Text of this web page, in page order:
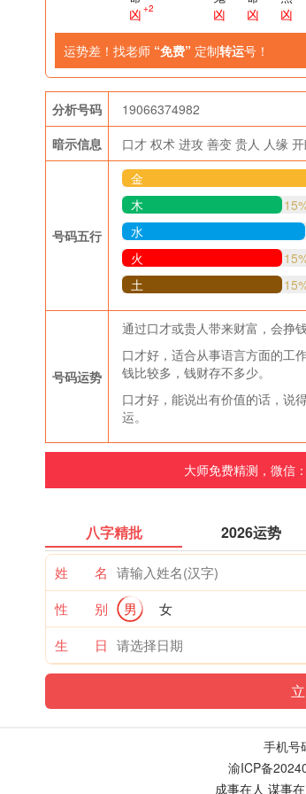
凶 +2
凶
凶
凶
运势差！找老师 “免费” 定制转运号！
分析号码
19066374982
暗示信息
口才 权术 进攻 善变 贵人 人缘
号码五行
金
木
水
火
土
号码运势
通过口才或贵人带来财富，会挣
口才好，适合从事语言方面的工
钱比较多，钱财存不多少。
口才好，能说出有价值的话，说
运。
大师免费精测，微信：
八字精批 2026运势
姓 名
性 别
男
女
生 日
手机号
渝ICP备
成事在人 谋事